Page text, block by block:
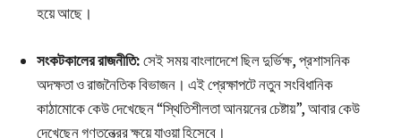
হয়ে আছে।
সংকটকালের রাজনীতি:সেই সময় বাংলাদেশে ছিল দুর্ভিক্ষ, প্রশাসনিক
অদক্ষতা ও রাজনৈতিক বিভাজন। এই প্রেক্ষাপটে নতুন সংবিধানিক
কাঠামোকে কেউ দেখেছেন “স্থিতিশীলতা আনয়নের চেষ্টায়”, আবার কেউ
দেখেছেন গণতন্ত্রের ক্ষয়ে যাওয়া হিসেবে।